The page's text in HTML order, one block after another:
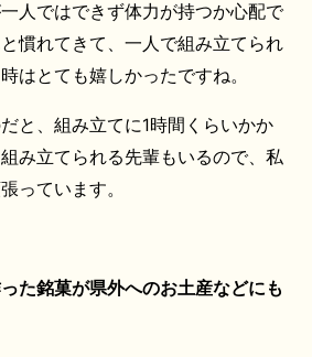
人ではできず体力が持つか心配で
慣れてきて、一人で組み立てられ
はとても嬉しかったですね。
と、組み立てに1時間くらいかか
み立てられる先輩もいるので、私
っています。
た銘菓が県外へのお土産などにも